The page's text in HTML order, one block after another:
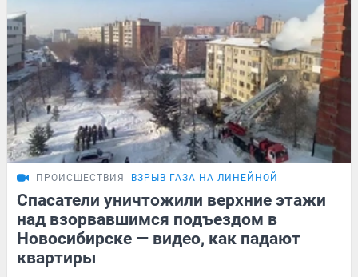
ПРОИСШЕСТВИЯ ВЗРЫВ ГАЗА НА ЛИНЕЙНОЙ
Спасатели уничтожили верхние этажи
над взорвавшимся подъездом в
Новосибирске — видео, как падают
квартиры